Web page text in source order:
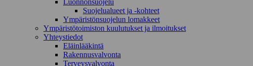
Luonnonsuojelu
Suojelualueet ja -kohteet
Ympäristönsuojelun lomakkeet
Ympäristötoimiston kuulutukset ja ilmoitukset
Yhteystiedot
Eläinlääkintä
Rakennusvalvonta
Terveysvalvonta